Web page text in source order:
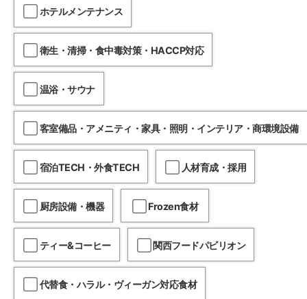
ホテルメンテナンス
衛生・清掃・食中毒対策・HACCP対応
温浴・サウナ
客室備品・アメニティ・家具・照明・インテリア・商環境設備
宿泊TECH・外食TECH 人材育成・採用
厨房設備・機器 Frozen食材
ティー&コーヒー 関西フードパビリオン
代替食・ハラル・ヴィーガン対応食材